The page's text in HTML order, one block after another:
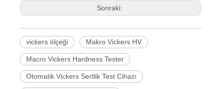
Sonraki:
vickers ölçeği Makro Vickers HV
Macro Vickers Hardness Tester
Otomatik Vickers Sertlik Test Cihazı